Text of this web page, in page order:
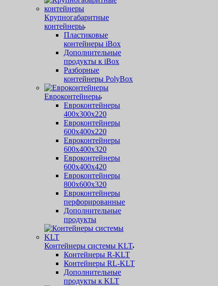
Крупногабаритные
контейнеры
Пластиковые
контейнеры iBox
Дополнительные
продукты к iBox
Разборные
контейнеры PolyBox
Евроконтейнеры
Евроконтейнеры
400х300х220
Евроконтейнеры
600х400х220
Евроконтейнеры
600х400х320
Евроконтейнеры
600х400х420
Евроконтейнеры
800х600х320
Евроконтейнеры
перфорированные
Дополнительные
продукты
Контейнеры системы KLT
Контейнеры R-KLT
Контейнеры RL-KLT
Дополнительные
продукты к KLT